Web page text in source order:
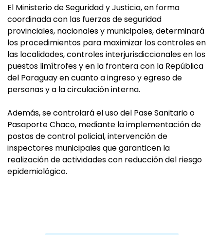
El Ministerio de Seguridad y Justicia, en forma
coordinada con las fuerzas de seguridad
provinciales, nacionales y municipales, determinará
los procedimientos para maximizar los controles en
las localidades, controles interjurisdiccionales en los
puestos limítrofes y en la frontera con la República
del Paraguay en cuanto a ingreso y egreso de
personas y a la circulación interna.
Además, se controlará el uso del Pase Sanitario o
Pasaporte Chaco, mediante la implementación de
postas de control policial, intervención de
inspectores municipales que garanticen la
realización de actividades con reducción del riesgo
epidemiológico.